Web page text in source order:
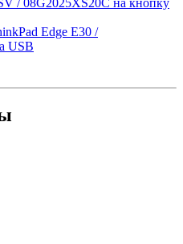
Edge E30 /
USB